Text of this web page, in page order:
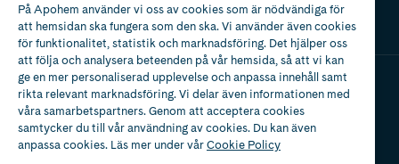
Apotek med tillstånd
av Läkemedelsverket
På Apohem använder vi oss av cookies som är nödvändiga för
att hemsidan ska fungera som den ska. Vi använder även cookies
för funktionalitet, statistik och marknadsföring. Det hjälper oss
att följa och analysera beteenden på vår hemsida, så att vi kan
ge en mer personaliserad upplevelse och anpassa innehåll samt
rikta relevant marknadsföring. Vi delar även informationen med
våra samarbetspartners. Genom att acceptera cookies
samtycker du till vår användning av cookies. Du kan även
anpassa cookies. Läs mer under vårCookie Policy